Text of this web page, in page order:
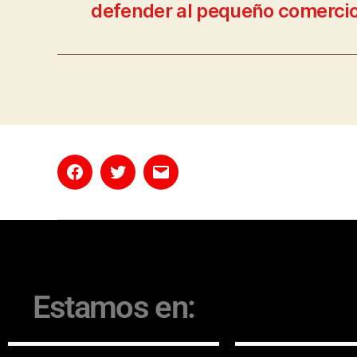
defender al pequeño
Estamos en: